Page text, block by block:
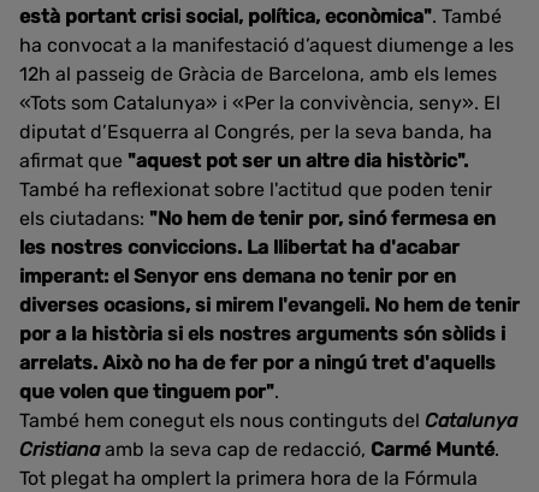
està portant crisi social, política, econòmica". També
ha convocat a la manifestació d’aquest diumenge a les
12h al passeig de Gràcia de Barcelona, amb els lemes
«Tots som Catalunya» i «Per la convivència, seny». El
diputat d’Esquerra al Congrés, per la seva banda, ha
afirmat que "aquest pot ser un altre dia històric".
També ha reflexionat sobre l'actitud que poden tenir
els ciutadans: "No hem de tenir por, sinó fermesa en
les nostres conviccions. La llibertat ha d'acabar
imperant: el Senyor ens demana no tenir por en
diverses ocasions, si mirem l'evangeli. No hem de tenir
por a la història si els nostres arguments són sòlids i
arrelats. Això no ha de fer por a ningú tret d'aquells
que volen que tinguem por".
També hem conegut els nous continguts del Catalunya
Cristianaamb la seva cap de redacció, Carmé Munté.
Tot plegat ha omplert la primera hora de la Fórmula